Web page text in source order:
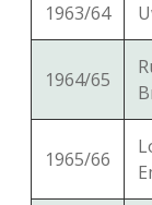
1963/64
1964/65
1965/66